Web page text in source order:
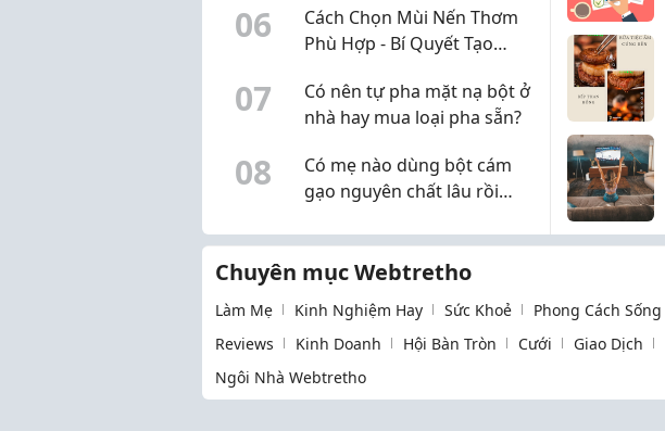
Dịu Candle
06
Cách Chọn Mùi Nến Thơm
Phù Hợp - Bí Quyết Tạo
Dịu Candle
07
Có nên tự pha mặt nạ bột ở
nhà hay mua loại pha sẵn?
08
Có mẹ nào dùng bột cám
gạo nguyên chất lâu rồi
review với
Chuyên mục Webtretho
Làm Mẹ Kinh Nghiệm Hay Sức Khoẻ Phong Cách Sống
Reviews
Kinh Doanh Hội Bàn Tròn Cưới Giao Dịch
Ngôi Nhà Webtretho